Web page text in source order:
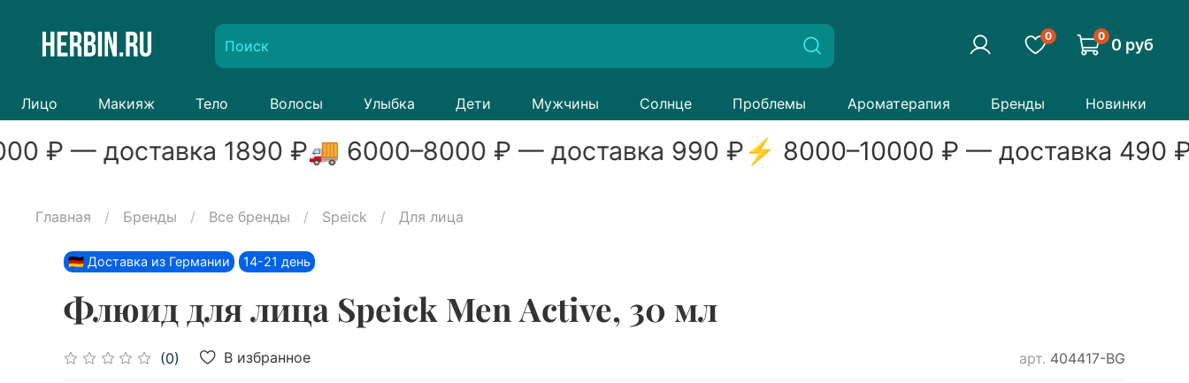
0 0 0 руб
Лицо Макияж Тело Волосы Улыбка Дети Мужчины Солнце Проблемы Ароматерапия Бренды Новинки
₽ — доставка 1890₽🚚 6000–8000₽ — доставка 990₽⚡ 8000–10000₽ — доставка 490₽
Главная Бренды Все бренды Speick Для лица
🇩🇪 Доставка из Германии 14-21 день
Флюид для лица Speick Men Active, 30 мл
(0) В избранное арт. 404417-BG